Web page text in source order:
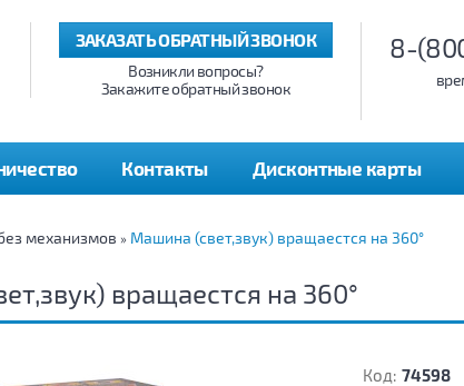
8-
ЗАКАЗАТЬ ОБРАТНЫЙ ЗВОНОК
Возникли вопросы?
Закажите обратный звонок
Контакты Дисконтные карты
механизмов » Машина (свет,звук) вращаестся на 360°
вращаестся на 360°
Код: 74598